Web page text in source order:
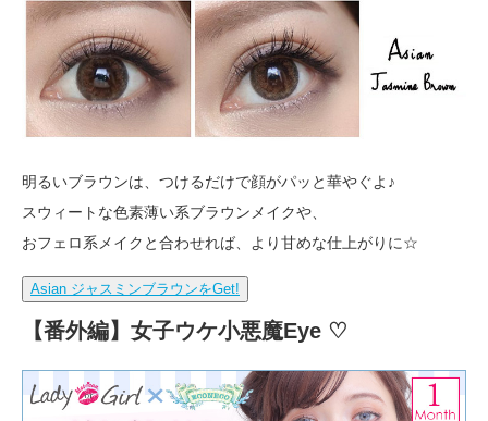
明るいブラウンは、つけるだけで顔がパッと華やぐよ♪
スウィートな色素薄い系ブラウンメイクや、
おフェロ系メイクと合わせれば、より甘めな仕上がりに☆
Asian ジャスミンブラウンをGet!
【番外編】女子ウケ小悪魔Eye ♡